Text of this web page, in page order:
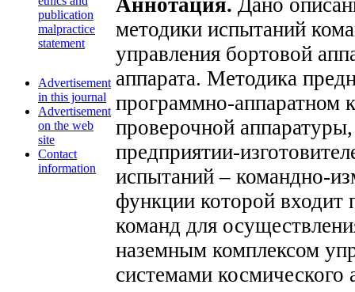
publication
malpractice
statement
Advertisement
in this journal
Advertisement
on the web
site
Contact
information
Аннотация. Дано
методики испытаний
управления бортовой
аппарата. Методика
программно-аппаратном
проверочной
предприятии-
испытаний – командно-
функции которой входит
команд для
наземным комплексом
системами